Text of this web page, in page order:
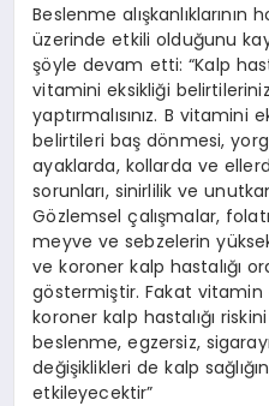
Beslenme
üzerinde etkili olduğunu
şöyle devam etti: “Kalp
vitamini eksikliği
yaptırmalısınız. B vitamini
belirtileri baş dönmesi,
ayaklarda, kollarda ve
sorunları, sinirlilik ve
Gözlemsel çalışmalar,
meyve ve sebzelerin
ve koroner kalp hastalığı
göstermiştir. Fakat vitamin
koroner kalp hastalığı
beslenme, egzersiz,
değişiklikleri de kalp
etkileyecektir”